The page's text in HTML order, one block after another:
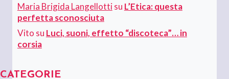
Maria Brigida Langellottisu L’Etica: questa
perfetta sconosciuta
Vito su Luci, suoni, effetto “discoteca”… in
corsia
CATEGORIE